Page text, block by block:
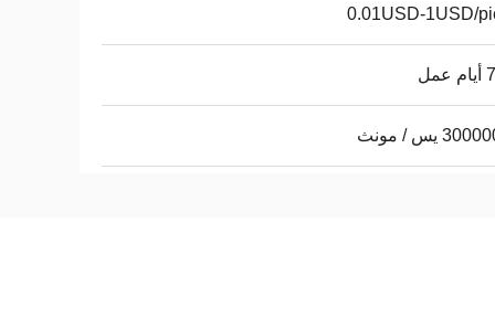
0.01USD-1USD/
يس / مونث